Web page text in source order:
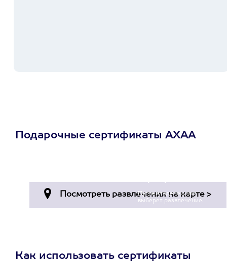
Подарочные сертификаты АХАА
Пусть владелец сам
выберет развлечение.
Как использовать сертификаты